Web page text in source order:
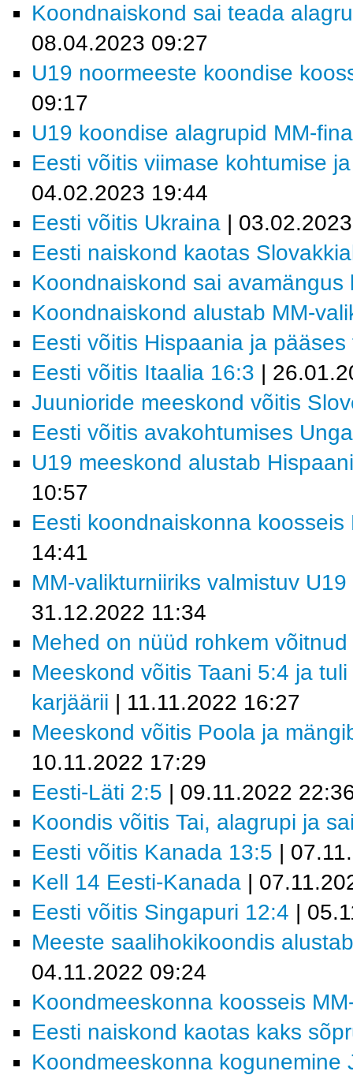
Koondnaiskond sai teada
08.04.2023 09:27
U19 noormeeste koondise
09:17
U19 koondise alagrupid MM-
Eesti võitis viimase kohtumise
04.02.2023 19:44
Eesti võitis Ukraina |
Eesti naiskond kaotas
Koondnaiskond sai avamängus
Koondnaiskond alustab MM-
Eesti võitis Hispaania ja
Eesti võitis Itaalia 16:3 |
Juunioride meeskond võitis
Eesti võitis avakohtumises
U19 meeskond alustab
10:57
Eesti koondnaiskonna koosseis
14:41
MM-valikturniiriks valmistuv
31.12.2022 11:34
Mehed on nüüd rohkem
Meeskond võitis Taani 5:4 ja
karjäärii | 11.11.2022 16:27
Meeskond võitis Poola ja
10.11.2022 17:29
Eesti-Läti 2:5 | 09.11.2022
Koondis võitis Tai, alagrupi ja
Eesti võitis Kanada 13:5 |
Kell 14 Eesti-Kanada |
Eesti võitis Singapuri 12:4 |
Meeste saalihokikoondis
04.11.2022 09:24
Koondmeeskonna koosseis
Eesti naiskond kaotas kaks
Koondmeeskonna kogunemine